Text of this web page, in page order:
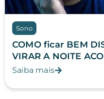
Sono
COMO ficar BEM
VIRAR A NOITE
Saiba mais